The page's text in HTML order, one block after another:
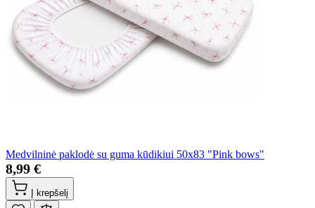
Medvilninė paklodė su guma kūdikiui 50x83 "Pink bows"
8,99 €
Į krepšelį